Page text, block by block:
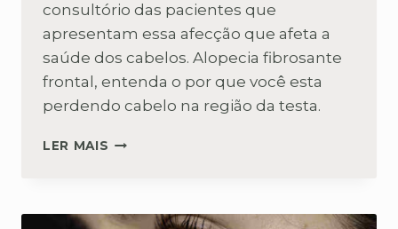
consultório das pacientes que
apresentam essa afecção que afeta a
saúde dos cabelos. Alopecia fibrosante
frontal, entenda o por que você esta
perdendo cabelo na região da testa.
LER MAIS ALOPECIA
DOENÇA